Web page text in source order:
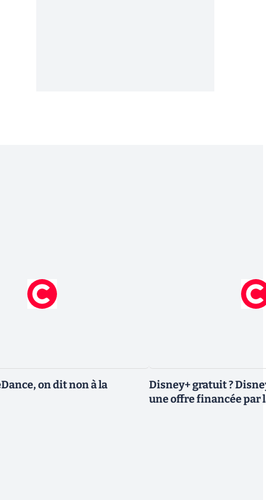
on dit non à la
Disney+ gratuit ?
une offre financée par